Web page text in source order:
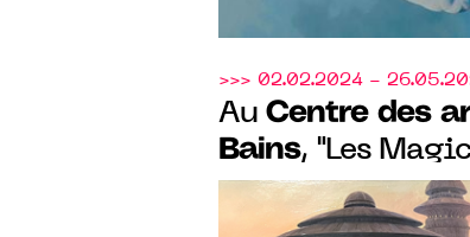
>>> 02.02.2024 -
Au Centre des
Bains, "Les
chronologie des
02 février au 26